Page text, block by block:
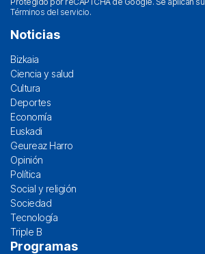
Términos del servicio.
Noticias
Bizkaia
Ciencia y salud
Cultura
Deportes
Economía
Euskadi
Geureaz Harro
Opinión
Política
Social y religión
Sociedad
Tecnología
Triple B
Programas